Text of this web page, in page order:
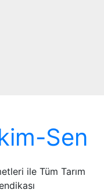
Sen
ile Tüm Tarım